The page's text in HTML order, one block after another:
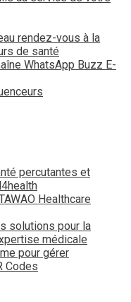
rendez-vous à la
de santé
WhatsApp Buzz E-
percutantes et
Healthcare
solutions pour la
médicale
pour gérer
Codes